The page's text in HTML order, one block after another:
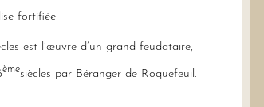
fortifiée
est l’œuvre d’un grand feudataire,
èmesiècles par Béranger de Roquefeuil.